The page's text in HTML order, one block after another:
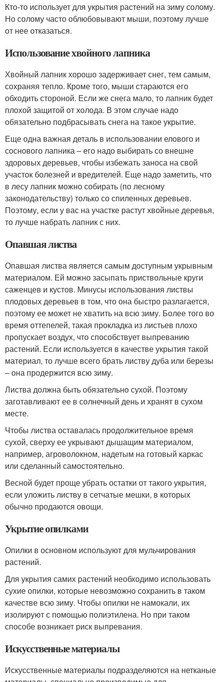
Кто-то использует для укрытия растений на зиму солому.
Но солому часто облюбовывают мыши, поэтому лучше
от нее отказаться.
Использование хвойного лапника
Хвойный лапник хорошо задерживает снег, тем самым,
сохраняя тепло. Кроме того, мыши стараются его
обходить стороной. Если же снега мало, то лапник будет
плохой защитой от холода. В этом случае надо
обязательно подбрасывать снега на такое укрытие.
Еще одна важная деталь в использовании елового и
соснового лапника – его надо выбирать со внешне
здоровых деревьев, чтобы избежать заноса на свой
участок болезней и вредителей. Еще надо заметить, что
в лесу лапник можно собирать (по лесному
законодательству) только со спиленных деревьев.
Поэтому, если у вас на участке растут хвойные деревья,
то лучше набрать лапник с них.
Опавшая листва
Опавшая листва является самым доступным укрывным
материалом. Ей можно засыпать приствольные круги
саженцев и кустов. Минусы использования листвы
плодовых деревьев в том, что она быстро разлагается,
поэтому ее может не хватить на всю зиму. Более того во
время оттепелей, такая прокладка из листьев плохо
пропускает воздух, что способствует выпреванию
растений. Если используется в качестве укрытия такой
материал, то лучше всего брать листву дуба или березы
– она продержится всю зиму.
Листва должна быть обязательно сухой. Поэтому
заготавливают ее в солнечный день и хранят в сухом
месте.
Чтобы листва оставалась продолжительное время
сухой, сверху ее укрывают дышащим материалом,
например, агроволокном, надетым на готовый каркас
или сделанный самостоятельно.
Весной будет проще убрать остатки от такого укрытия,
если уложить листву в сетчатые мешки, в которых
обычно продаются овощи.
Укрытие опилками
Опилки в основном используют для мульчирования
растений.
Для укрытия самих растений необходимо использовать
сухие опилки, которые невозможно сохранить в таком
качестве всю зиму. Чтобы опилки не намокали, их
изолируют с помощью полиэтилена. Но при таком
способе возникает риск выпревания.
Искусственные материалы
Искусственные материалы подразделяются на нетканые